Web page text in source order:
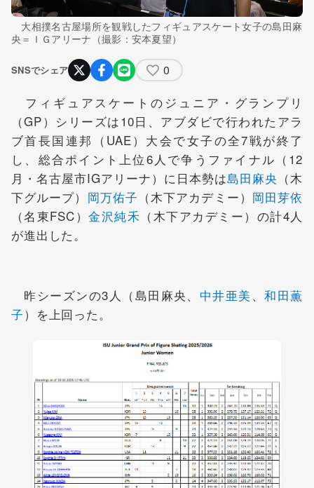
大相撲名古屋場所を観戦したフィギュアスケート女子の島田麻
央＝ＩＧアリーナ（撮影：安本夏望）
SNSでシェア 0
フィギュアスケートのジュニア・グランプリ
（GP）シリーズは10日、アブダビで行われたアラ
ブ首長国連邦（UAE）大会で女子の全7戦が終了
し、総合ポイント上位6人で争うファイナル（12
月・名古屋市IGアリーナ）に日本勢は島田麻央 （木
下グループ） 岡万佑子 （木下アカデミー） 岡田芽依
（名東FSC）金沢純禾 （木下アカデミー）の計4人
が進出した。
昨シーズンの3人（島田麻央、 中井亜美 、和田薫
子）を上回った。